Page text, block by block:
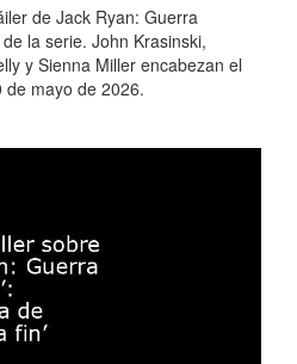
de Jack Ryan: Guerra
la serie. John Krasinski,
y Sienna Miller encabezan el
mayo de 2026.